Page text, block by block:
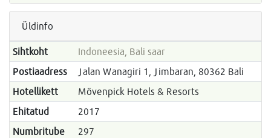
Üldinfo
Sihtkoht
Indoneesia, Bali saar
Postiaadress
Jalan Wanagiri 1, Jimbaran, 80362 Bali
Hotellikett
Mövenpick Hotels & Resorts
Ehitatud
2017
Numbritube
297